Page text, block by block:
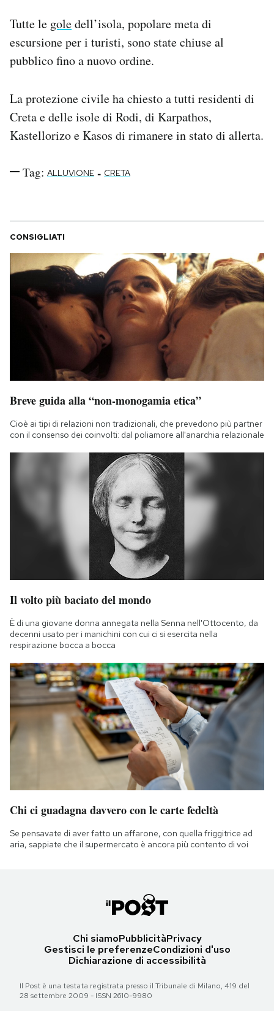
Tutte le goledell’isola, popolare meta di
escursione per i turisti, sono state chiuse al
pubblico fino a nuovo ordine.
La protezione civile ha chiesto a tutti residenti di
Creta e delle isole di Rodi, di Karpathos,
Kastellorizo e Kasos di rimanere in stato di allerta.
Tag: ALLUVIONE - CRETA
CONSIGLIATI
Breve guida alla “non-monogamia etica”
Cioè ai tipi di relazioni non tradizionali, che prevedono più partner
con il consenso dei coinvolti: dal poliamore all'anarchia relazionale
Il volto più baciato del mondo
È di una giovane donna annegata nella Senna nell'Ottocento, da
decenni usato per i manichini con cui ci si esercita nella
respirazione bocca a bocca
Chi ci guadagna davvero con le carte fedeltà
Se pensavate di aver fatto un affarone, con quella friggitrice ad
aria, sappiate che il supermercato è ancora più contento di voi
Chi siamoPubblicitàPrivacy
Gestisci le preferenzeCondizioni d'uso
Dichiarazione di accessibilità
Il Post è una testata registrata presso il Tribunale di Milano, 419 del
28 settembre 2009 - ISSN 2610-9980